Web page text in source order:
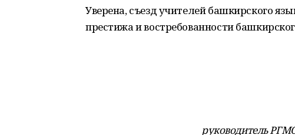
Уверена, съезд учителей башкирского
престижа и востребованности
руководитель